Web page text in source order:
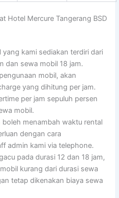
Hotel Mercure Tangerang BSD
yang kami sediakan terdiri dari
dan sewa mobil 18 jam.
mobil, akan
yang dihitung per jam.
per jam sepuluh persen
mobil.
boleh menambah waktu rental
dengan cara
admin kami via telephone.
pada durasi 12 dan 18 jam,
kurang dari durasi sewa
tetap dikenakan biaya sewa